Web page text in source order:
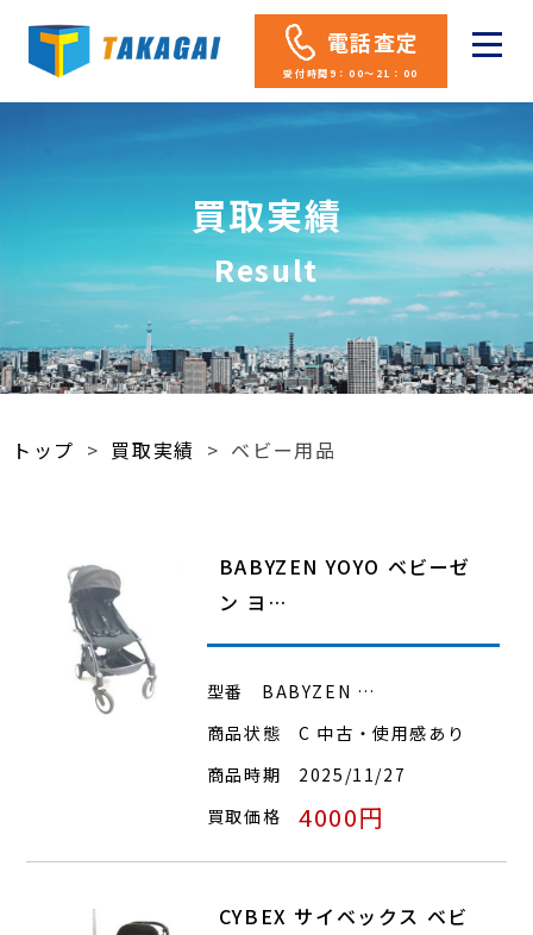
電話査定
受付時間9：00～21：00
買取実績
Result
トップ > 買取実績 > ベビー用品
BABYZEN YOYO ベビーゼ
ン ヨ…
型番
BABYZEN …
商品状態
C 中古・使用感あり
商品時期
2025/11/27
買取価格
4000円
CYBEX サイベックス ベビ